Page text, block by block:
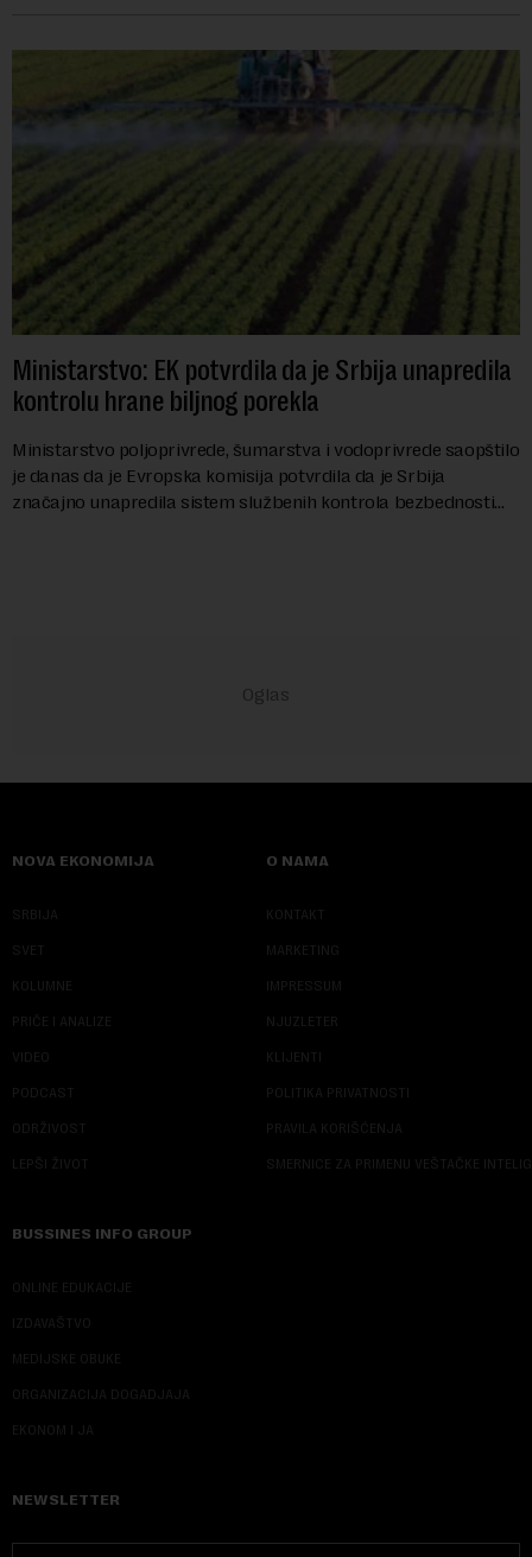
Ministarstvo: EK potvrdila da je Srbija unapredila
kontrolu hrane biljnog porekla
Ministarstvo poljoprivrede, šumarstva i vodoprivrede saopštilo
je danas da je Evropska komisija potvrdila da je Srbija
značajno unapredila sistem službenih kontrola bezbednosti
NOVA EKONOMIJA
SRBIJA
SVET
KOLUMNE
PRIČE I ANALIZE
VIDEO
PODCAST
ODRŽIVOST
LEPŠI ŽIVOT
O NAMA
KONTAKT
MARKETING
IMPRESSUM
NJUZLETER
KLIJENTI
POLITIKA PRIVATNOSTI
PRAVILA KORIŠĆENJA
SMERNICE ZA PRIMENU VEŠTAČKE
BUSSINES INFO GROUP
ONLINE EDUKACIJE
IZDAVAŠTVO
MEDIJSKE OBUKE
ORGANIZACIJA DOGADJAJA
EKONOM I JA
NEWSLETTER